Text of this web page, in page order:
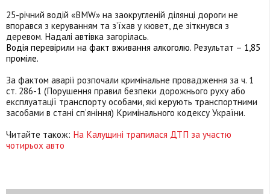
25-річний водій «BMW» на заокругленій ділянці дороги не
впорався з керуванням та з’їхав у кювет, де зіткнувся з
деревом. Надалі автівка загорілась.
Водія перевірили на факт вживання алкоголю. Результат – 1,85
проміле.
За фактом аварії розпочали кримінальне провадження за ч. 1
ст. 286-1 (Порушення правил безпеки дорожнього руху або
експлуатації транспорту особами, які керують транспортними
засобами в стані сп’яніння) Кримінального кодексу України.
Читайте також: На Калущині трапилася ДТП за участю
чотирьох авто